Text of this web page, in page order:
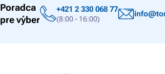
Poradca
pre výber
+421 2 330 068 77
(8:00 - 16:00)